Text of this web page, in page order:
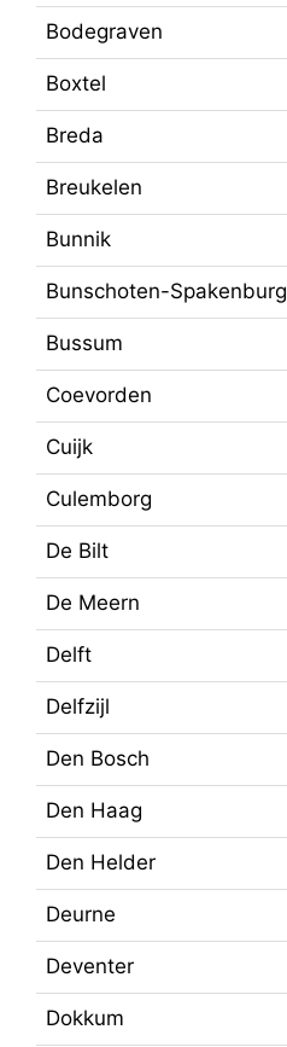
Bodegraven
Boxtel
Breda
Breukelen
Bunnik
Bunschoten-Spakenburg
Bussum
Coevorden
Cuijk
Culemborg
De Bilt
De Meern
Delft
Delfzijl
Den Bosch
Den Haag
Den Helder
Deurne
Deventer
Dokkum